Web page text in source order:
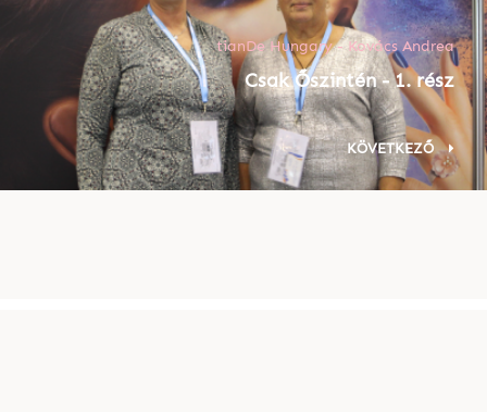
tianDe Hungary - Kovács Andrea
Csak Őszintén - 1. rész
KÖVETKEZŐ